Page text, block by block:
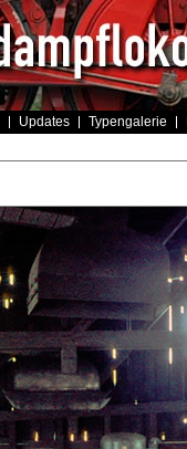
Updates Typengalerie